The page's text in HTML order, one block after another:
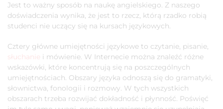
Jest to ważny sposób na naukę angielskiego. Z naszego
doświadczenia wynika, że jest to rzecz, którą rzadko robią
studenci nie uczący się na kursach językowych.
Cztery główne umiejętności językowe to czytanie, pisanie,
słuchanie i mówienie. W Internecie można znaleźć różne
wskazówki, które koncentrują się na poszczególnych
umiejętnościach. Obszary języka odnoszą się do gramatyki,
słownictwa, fonologii i rozmowy. W tych wszystkich
obszarach trzeba rozwijać dokładność i płynność. Poświęć